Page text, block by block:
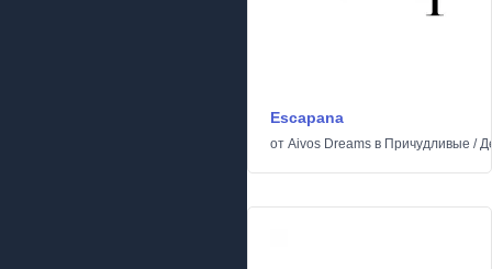
Escapana
от Aivos Dreams в Причудливые /